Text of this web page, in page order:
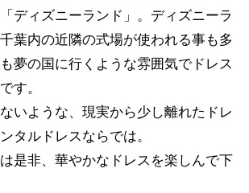
ディズニーランド」。ディズニーラ
葉内の近隣の式場が使われる事も多
夢の国に行くような雰囲気でドレス
す。
いような、現実から少し離れたドレ
タルドレスならでは。
是非、華やかなドレスを楽しんで下